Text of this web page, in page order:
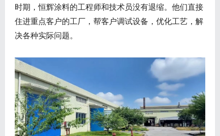
时期，恒辉涂料的工程师和技术员没有退缩。他们直接
住进重点客户的工厂，帮客户调试设备，优化工艺，解
决各种实际问题。